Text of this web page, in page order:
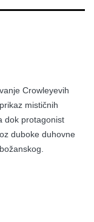
Crowleyevih
mističnih
dok protagonist
duboke duhovne